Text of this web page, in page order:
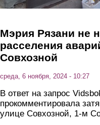
Мэрия Рязани не
расселения
Совхозной
среда, 6 ноября, 2024 - 10:27
В ответ на запрос
прокомментировала
улице Совхозной, 1-м